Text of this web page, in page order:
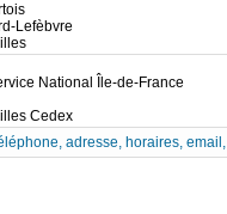
Lefèbvre
National Île-de-France
Cedex
adresse, horaires,